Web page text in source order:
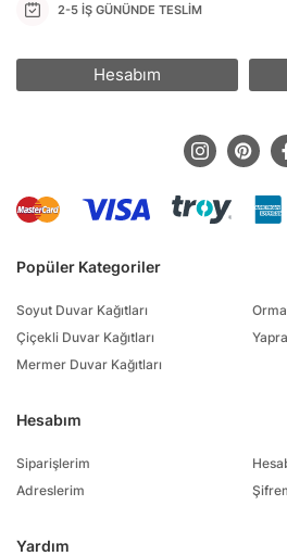
Popüler Kategoriler
Soyut Duvar Kağıtları
Çiçekli Duvar Kağıtları
Mermer Duvar Kağıtları
Hesabım
Siparişlerim
Adreslerim
Yardım
2-5 İŞ GÜNÜNDE TESLİM
Hesabım